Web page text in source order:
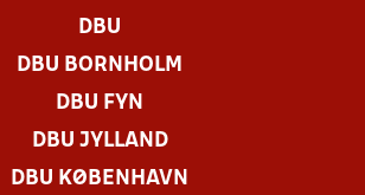
DBU
DBU BORNHOLM
DBU FYN
DBU JYLLAND
DBU KØBENHAVN